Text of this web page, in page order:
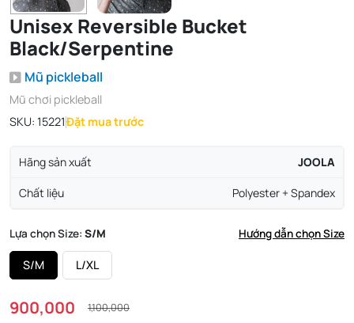
Unisex Reversible Bucket
Black/Serpentine
Mũ pickleball
Mũ chơi pickleball
SKU: 15221Đặt mua trước
Hãng sản xuất JOOLA
Chất liệu Polyester + Spandex
Lựa chọn Size: S/M Hướng dẫn chọn Size
S/M L/XL
900,000 1,100,000